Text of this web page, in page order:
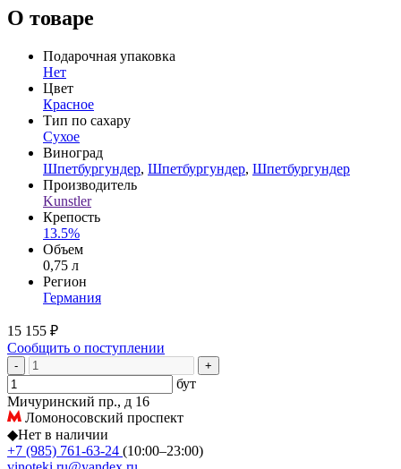
О товаре
Подарочная упаковка
Нет
Цвет
Красное
Тип по сахару
Сухое
Виноград
Шпетбургундер, Шпетбургундер, Шпетбургундер
Производитель
Kunstler
Крепость
13.5%
Объем
0,75 л
Регион
Германия
15 155 ₽
Сообщить о поступлении
- +
бут
Мичуринский пр., д 16
Ломоносовский проспект
◆Нет в наличии
+7 (985) 761-63-24 (10:00–23:00)